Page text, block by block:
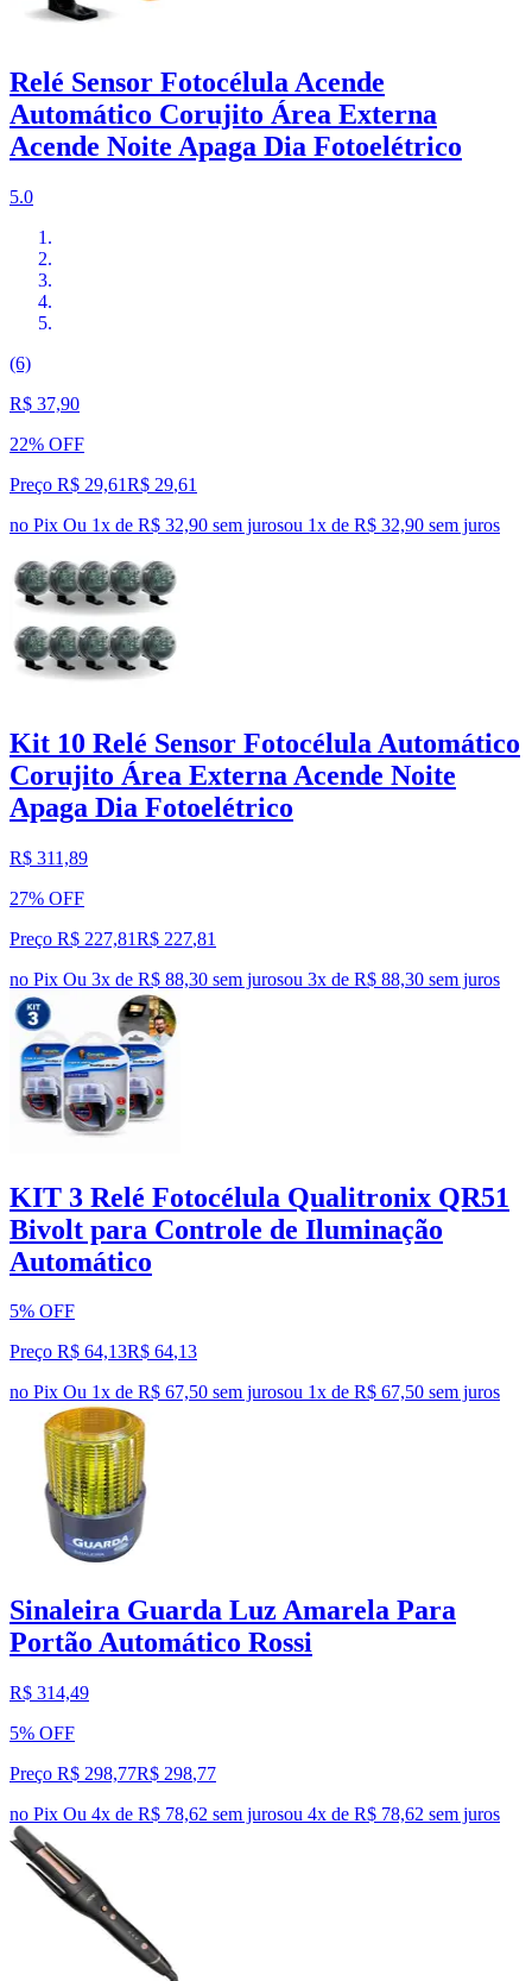
Relé Sensor Fotocélula Acende
Automático Corujito Área Externa
Acende Noite Apaga Dia Fotoelétrico
5.0
(6)
R$ 37,90
22% OFF
Preço R$ 29,61R$ 29,61
no Pix Ou 1x de R$ 32,90 sem jurosou 1x de R$ 32,90 sem juros
Kit 10 Relé Sensor Fotocélula Automático
Corujito Área Externa Acende Noite
Apaga Dia Fotoelétrico
R$ 311,89
27% OFF
Preço R$ 227,81R$ 227,81
no Pix Ou 3x de R$ 88,30 sem jurosou 3x de R$ 88,30 sem juros
KIT 3 Relé Fotocélula Qualitronix QR51
Bivolt para Controle de Iluminação
Automático
5% OFF
Preço R$ 64,13R$ 64,13
no Pix Ou 1x de R$ 67,50 sem jurosou 1x de R$ 67,50 sem juros
Sinaleira Guarda Luz Amarela Para
Portão Automático Rossi
R$ 314,49
5% OFF
Preço R$ 298,77R$ 298,77
no Pix Ou 4x de R$ 78,62 sem jurosou 4x de R$ 78,62 sem juros